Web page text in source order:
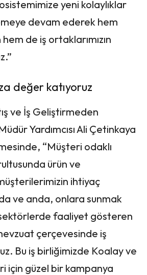
yeni kolaylıklar
devam ederek hem
hem de iş ortaklarımızın
değer katıyoruz
ve İş Geliştirmeden
Yardımcısı Ali Çetinkaya
“Müşteri odaklı
ürün ve
ihtiyaç
ve anda, onlara sunmak
faaliyet gösteren
çerçevesinde iş
Bu iş birliğimizde Koalay ve
için güzel bir kampanya